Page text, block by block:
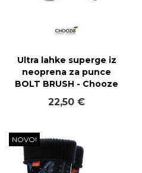
Ultra lahke superge iz
neoprena za punce
BOLT BRUSH - Chooze
22,50 €
NOVO!